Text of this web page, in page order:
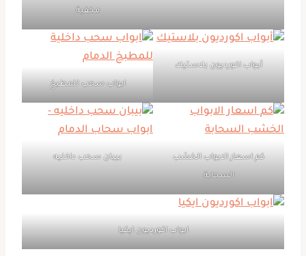
مخفية
أبواب اكورديون بلاستيك
ابواب سحب للمطبخ
كم اسعار الابواب الخشب
السحابة
بيبان سحب داخليه
ابواب اكورديون ايكيا